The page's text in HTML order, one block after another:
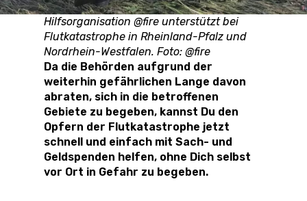
Hilfsorganisation @fire unterstützt bei
Flutkatastrophe in Rheinland-Pfalz und
Nordrhein-Westfalen. Foto: @fire
Da die Behörden aufgrund der
weiterhin gefährlichen Lange davon
abraten, sich in die betroffenen
Gebiete zu begeben, kannst Du den
Opfern der Flutkatastrophe jetzt
schnell und einfach mit Sach- und
Geldspenden helfen, ohne Dich selbst
vor Ort in Gefahr zu begeben.